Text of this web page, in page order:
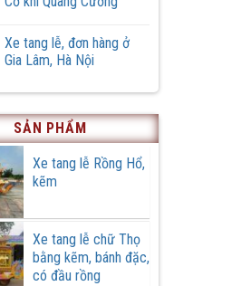
Hữu
Hồng
Quang,
huyện
Hoà,
phố
Nội
ở
lễ
phiên
bản
biệt
bình
luận
ở
tạo
tang
cũ
tại
Cơ
khí
Quang
Cường
Xe tang lễ, đơn hàng ở
Gia Lâm, Hà Nội
có
luận
Xe
tang
lễ,
đơn
hàng
ở
Gia
Lâm,
Hà
Nội
SẢN PHẨM
Xe tang lễ Rồng Hổ,
kẽm
Xe tang lễ chữ Thọ
bằng kẽm, bánh đặc,
có đầu rồng